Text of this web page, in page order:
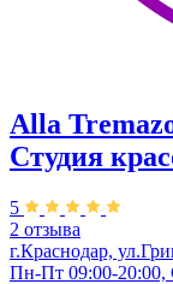
Alla
Студия
5
2 отзыва
г.Краснодар,
Пн-Пт 09:00-20:00,